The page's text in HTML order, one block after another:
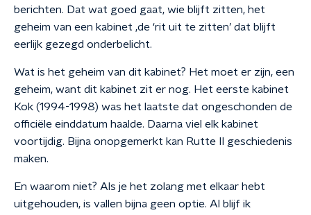
berichten. Dat wat goed gaat, wie blijft zitten, het
geheim van een kabinet ,de ‘rit uit te zitten’ dat blijft
eerlijk gezegd onderbelicht.
Wat is het geheim van dit kabinet? Het moet er zijn, een
geheim, want dit kabinet zit er nog. Het eerste kabinet
Kok (1994-1998) was het laatste dat ongeschonden de
officiële einddatum haalde. Daarna viel elk kabinet
voortijdig. Bijna onopgemerkt kan Rutte II geschiedenis
maken.
En waarom niet? Als je het zolang met elkaar hebt
uitgehouden, is vallen bijna geen optie. Al blijf ik